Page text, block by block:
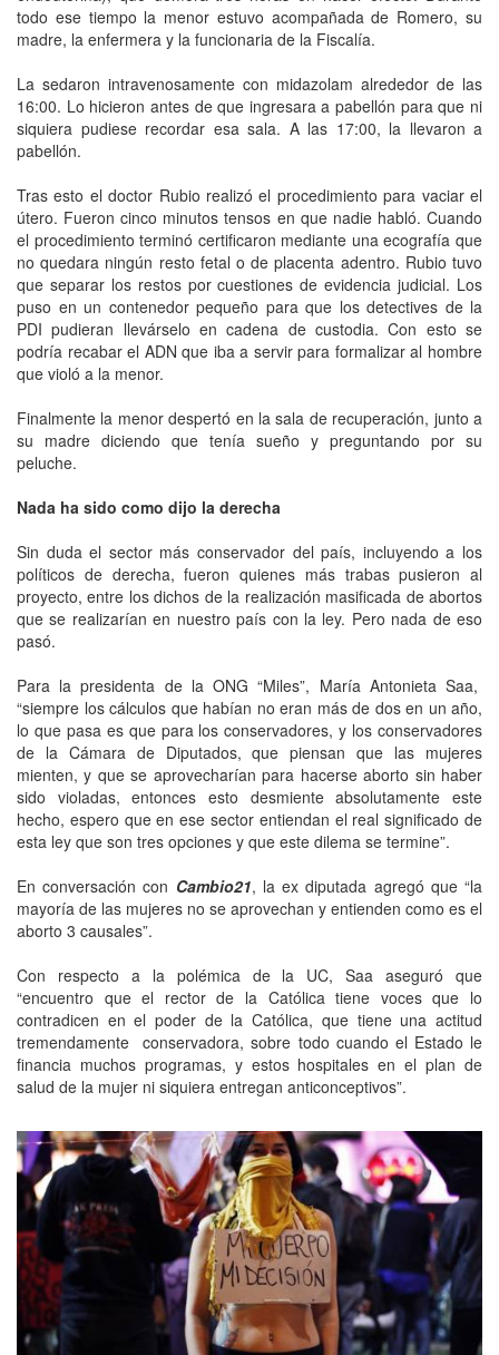
todo ese tiempo la menor estuvo acompañada de Romero, su
madre, la enfermera y la funcionaria de la Fiscalía.
La sedaron intravenosamente con midazolam alrededor de las
16:00. Lo hicieron antes de que ingresara a pabellón para que ni
siquiera pudiese recordar esa sala. A las 17:00, la llevaron a
pabellón.
Tras esto el doctor Rubio realizó el procedimiento para vaciar el
útero. Fueron cinco minutos tensos en que nadie habló. Cuando
el procedimiento terminó certificaron mediante una ecografía que
no quedara ningún resto fetal o de placenta adentro. Rubio tuvo
que separar los restos por cuestiones de evidencia judicial. Los
puso en un contenedor pequeño para que los detectives de la
PDI pudieran llevárselo en cadena de custodia. Con esto se
podría recabar el ADN que iba a servir para formalizar al hombre
que violó a la menor.
Finalmente la menor despertó en la sala de recuperación, junto a
su madre diciendo que tenía sueño y preguntando por su
peluche.
Nada ha sido como dijo la derecha
Sin duda el sector más conservador del país, incluyendo a los
políticos de derecha, fueron quienes más trabas pusieron al
proyecto, entre los dichos de la realización masificada de abortos
que se realizarían en nuestro país con la ley. Pero nada de eso
pasó.
Para la presidenta de la ONG “Miles”, María Antonieta Saa,
“siempre los cálculos que habían no eran más de dos en un año,
lo que pasa es que para los conservadores, y los conservadores
de la Cámara de Diputados, que piensan que las mujeres
mienten, y que se aprovecharían para hacerse aborto sin haber
sido violadas, entonces esto desmiente absolutamente este
hecho, espero que en ese sector entiendan el real significado de
esta ley que son tres opciones y que este dilema se termine”.
En conversación con Cambio21, la ex diputada agregó que “la
mayoría de las mujeres no se aprovechan y entienden como es el
aborto 3 causales”.
Con respecto a la polémica de la UC, Saa aseguró que
“encuentro que el rector de la Católica tiene voces que lo
contradicen en el poder de la Católica, que tiene una actitud
tremendamente conservadora, sobre todo cuando el Estado le
financia muchos programas, y estos hospitales en el plan de
salud de la mujer ni siquiera entregan anticonceptivos”.